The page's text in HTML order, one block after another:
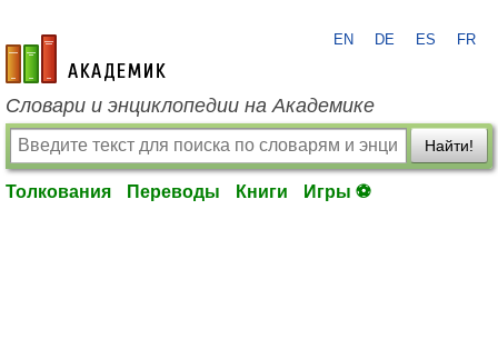
academic.ru
EN DE ES FR
Словари и энциклопедии на Академике
Найти!
Толкования Переводы Книги Игры ⚽